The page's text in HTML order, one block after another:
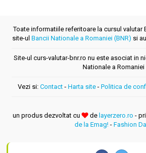
Toate informatiile referitoare la cursul valutar
site-ul Bancii Nationale a Romaniei (BNR) si
Site-ul curs-valutar-bnr.ro nu este asociat in
Nationale a Romaniei
Vezi si: Contact - Harta site - Politica de
un produs dezvoltat cu de layerzero.ro -
de la Emag!- Fashion